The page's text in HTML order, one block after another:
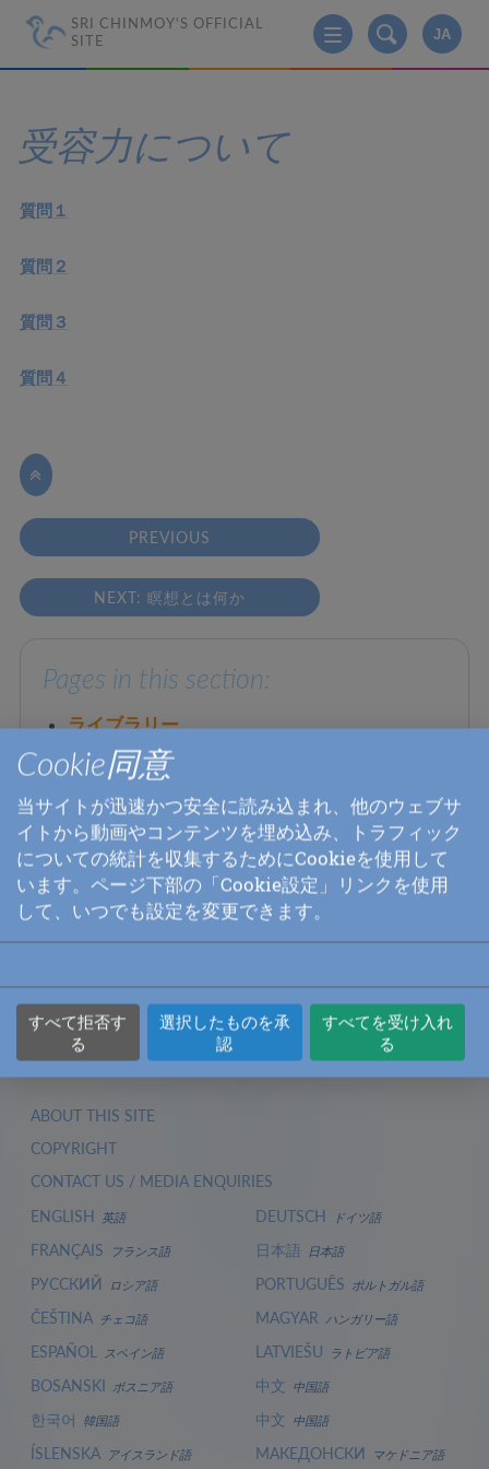
SRI CHINMOY'S OFFICIAL
SITE
JA
受容力について
質問１
質問２
質問３
質問４

PREVIOUS
NEXT: 瞑想とは何か
Pages in this section:
ライブラリー
ビデオ
本
詩
講義
音楽の録音
ABOUT THIS SITE
COPYRIGHT
CONTACT US / MEDIA ENQUIRIES
ENGLISH
英語
FRANÇAIS フランス語
РУССКИЙ ロシア語
ČEŠTINA チェコ語
ESPAÑOL スペイン語
BOSANSKI ボスニア語
한국어 韓国語
ÍSLENSKA アイスランド語
DEUTSCH ドイツ語
日本語 日本語
PORTUGUÊS ポルトガル語
MAGYAR ハンガリー語
LATVIEŠU ラトビア語
中文 中国語
中文 中国語
МАКЕДОНСКИ マケドニア語
Cookie同意
当サイトが迅速かつ安全に読み込まれ、他のウェブサ
イトから動画やコンテンツを埋め込み、トラフィック
についての統計を収集するためにCookieを使用して
います。ページ下部の「Cookie設定」リンクを使用
して、いつでも設定を変更できます。
すべて拒否す
る
選択したものを承
認
すべてを受け入れ
る